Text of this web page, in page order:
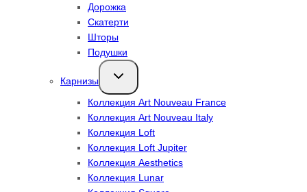
Дорожка
Скатерти
Шторы
Подушки
Карнизы
Переключить
дочернее
Коллекция Art Nouveau France
Коллекция Art Nouveau Italy
Коллекция Loft
Коллекция Loft Jupiter
Коллекция Aesthetics
Коллекция Lunar